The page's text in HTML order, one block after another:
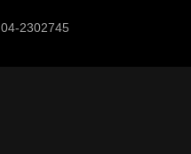
04-2302745